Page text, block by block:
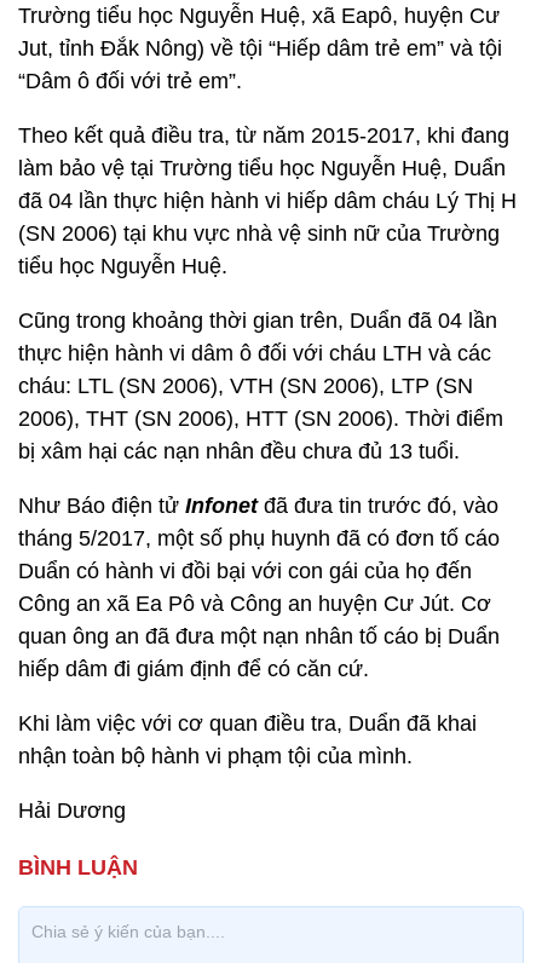
Trường tiểu học Nguyễn Huệ, xã Eapô, huyện Cư
Jut, tỉnh Đắk Nông) về tội “Hiếp dâm trẻ em” và tội
“Dâm ô đối với trẻ em”.
Theo kết quả điều tra, từ năm 2015-2017, khi đang
làm bảo vệ tại Trường tiểu học Nguyễn Huệ, Duẩn
đã 04 lần thực hiện hành vi hiếp dâm cháu Lý Thị H
(SN 2006) tại khu vực nhà vệ sinh nữ của Trường
tiểu học Nguyễn Huệ.
Cũng trong khoảng thời gian trên, Duẩn đã 04 lần
thực hiện hành vi dâm ô đối với cháu LTH và các
cháu: LTL (SN 2006), VTH (SN 2006), LTP (SN
2006), THT (SN 2006), HTT (SN 2006). Thời điểm
bị xâm hại các nạn nhân đều chưa đủ 13 tuổi.
Như Báo điện tử Infonetđã đưa tin trước đó, vào
tháng 5/2017, một số phụ huynh đã có đơn tố cáo
Duẩn có hành vi đồi bại với con gái của họ đến
Công an xã Ea Pô và Công an huyện Cư Jút. Cơ
quan ông an đã đưa một nạn nhân tố cáo bị Duẩn
hiếp dâm đi giám định để có căn cứ.
Khi làm việc với cơ quan điều tra, Duẩn đã khai
nhận toàn bộ hành vi phạm tội của mình.
Hải Dương